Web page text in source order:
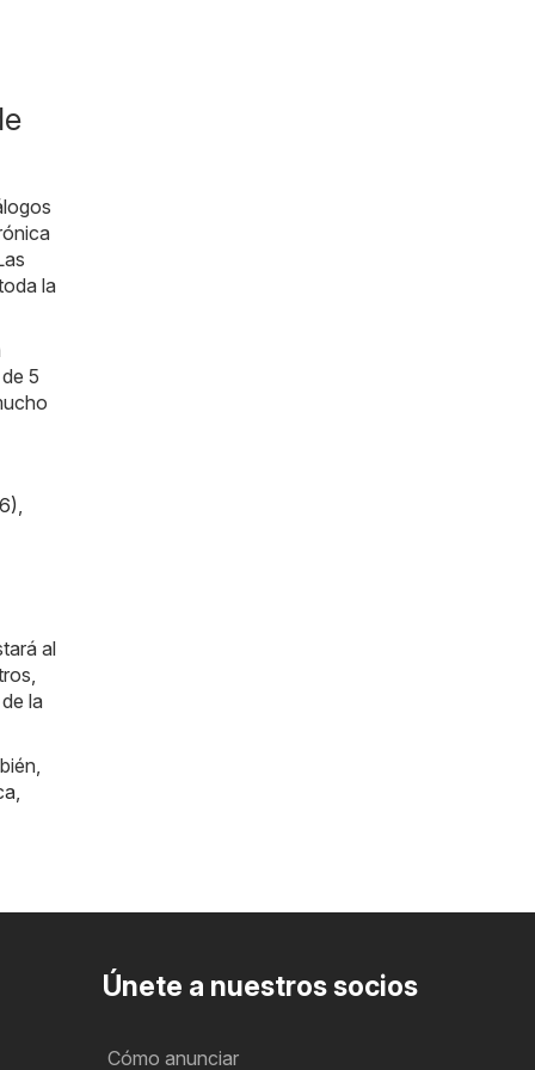
la
5
al
la
Únete a nuestros socios
Cómo anunciar